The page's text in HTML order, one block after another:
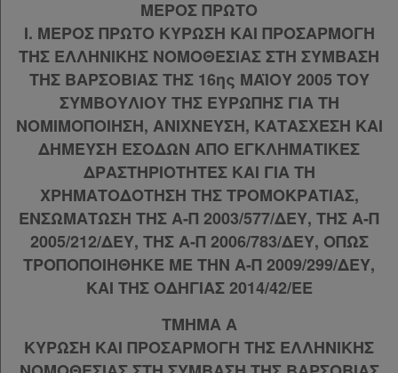
Διακρατικές
Συμφωνίες
Ελλάδας
Πληροφορίες
Εταιρεία
Επικοινωνία
χρήσης
Παρ.4
Άρθρο 17 [-]
Παρ.1
Παρ.2
Παρ.3
Παρ.4
Άρθρο 18 [-]
Παρ.1
Παρ.2
Παρ.3
Παρ.4
Παρ.5
Άρθρο 19 [-]
Παρ.2
Παρ.3
ΜΕΡΟΣ ΠΡΩΤΟ
Ι. ΜΕΡΟΣ ΠΡΩΤΟ ΚΥΡΩΣΗ ΚΑΙ ΠΡΟΣΑΡΜΟΓΗ
ΤΗΣ ΕΛΛΗΝΙΚΗΣ ΝΟΜΟΘΕΣΙΑΣ ΣΤΗ ΣΥΜΒΑΣΗ
ΤΗΣ ΒΑΡΣΟΒΙΑΣ ΤΗΣ 16ης ΜΑΪΟΥ 2005 ΤΟΥ
ΣΥΜΒΟΥΛΙΟΥ ΤΗΣ ΕΥΡΩΠΗΣ ΓΙΑ ΤΗ
ΝΟΜΙΜΟΠΟΙΗΣΗ, ΑΝΙΧΝΕΥΣΗ, ΚΑΤΑΣΧΕΣΗ ΚΑΙ
ΔΗΜΕΥΣΗ ΕΣΟΔΩΝ ΑΠΟ ΕΓΚΛΗΜΑΤΙΚΕΣ
ΔΡΑΣΤΗΡΙΟΤΗΤΕΣ ΚΑΙ ΓΙΑ ΤΗ
ΧΡΗΜΑΤΟΔΟΤΗΣΗ ΤΗΣ ΤΡΟΜΟΚΡΑΤΙΑΣ,
ΕΝΣΩΜΑΤΩΣΗ ΤΗΣ Α-Π 2003/577/ΔΕΥ, ΤΗΣ Α-Π
2005/212/ΔΕΥ, ΤΗΣ Α-Π 2006/783/ΔΕΥ, ΟΠΩΣ
ΤΡΟΠΟΠΟΙΗΘΗΚΕ ΜΕ ΤΗΝ Α-Π 2009/299/ΔΕΥ,
ΚΑΙ ΤΗΣ ΟΔΗΓΙΑΣ 2014/42/ΕΕ
ΤΜΗΜΑ Α
ΚΥΡΩΣΗ ΚΑΙ ΠΡΟΣΑΡΜΟΓΗ ΤΗΣ ΕΛΛΗΝΙΚΗΣ